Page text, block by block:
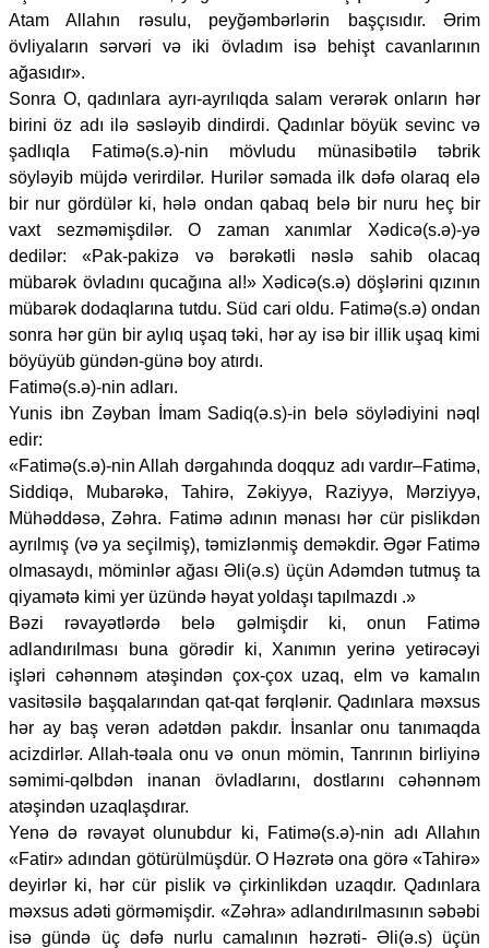
Atam Allahın rəsulu, peyğəmbərlərin başçısıdır. Ərim
övliyaların sərvəri və iki övladım isə behişt cavanlarının
ağasıdır».
Sonra O, qadınlara ayrı-ayrılıqda salam verərək onların hər
birini öz adı ilə səsləyib dindirdi. Qadınlar böyük sevinc və
şadlıqla Fatimə(s.ə)-nin mövludu münasibətilə təbrik
söyləyib müjdə verirdilər. Hurilər səmada ilk dəfə olaraq elə
bir nur gördülər ki, hələ ondan qabaq belə bir nuru heç bir
vaxt sezməmişdilər. O zaman xanımlar Xədicə(s.ə)-yə
dedilər: «Pak-pakizə və bərəkətli nəslə sahib olacaq
mübarək övladını qucağına al!» Xədicə(s.ə) döşlərini qızının
mübarək dodaqlarına tutdu. Süd cari oldu. Fatimə(s.ə) ondan
sonra hər gün bir aylıq uşaq təki, hər ay isə bir illik uşaq kimi
böyüyüb gündən-günə boy atırdı.
Fatimə(s.ə)-nin adları.
Yunis ibn Zəyban İmam Sadiq(ə.s)-in belə söylədiyini nəql
edir:
«Fatimə(s.ə)-nin Allah dərgahında doqquz adı vardır–Fatimə,
Siddiqə, Mubarəkə, Tahirə, Zəkiyyə, Raziyyə, Mərziyyə,
Mühəddəsə, Zəhra. Fatimə adının mənası hər cür pislikdən
ayrılmış (və ya seçilmiş), təmizlənmiş deməkdir. Əgər Fatimə
olmasaydı, möminlər ağası Əli(ə.s) üçün Adəmdən tutmuş ta
qiyamətə kimi yer üzündə həyat yoldaşı tapılmazdı .»
Bəzi rəvayətlərdə belə gəlmişdir ki, onun Fatimə
adlandırılması buna görədir ki, Xanımın yerinə yetirəcəyi
işləri cəhənnəm atəşindən çox-çox uzaq, elm və kamalın
vasitəsilə başqalarından qat-qat fərqlənir. Qadınlara məxsus
hər ay baş verən adətdən pakdır. İnsanlar onu tanımaqda
acizdirlər. Allah-təala onu və onun mömin, Tanrının birliyinə
səmimi-qəlbdən inanan övladlarını, dostlarını cəhənnəm
atəşindən uzaqlaşdırar.
Yenə də rəvayət olunubdur ki, Fatimə(s.ə)-nin adı Allahın
«Fatir» adından götürülmüşdür. O Həzrətə ona görə «Tahirə»
deyirlər ki, hər cür pislik və çirkinlikdən uzaqdır. Qadınlara
məxsus adəti görməmişdir. «Zəhra» adlandırılmasının səbəbi
isə gündə üç dəfə nurlu camalının həzrəti- Əli(ə.s) üçün